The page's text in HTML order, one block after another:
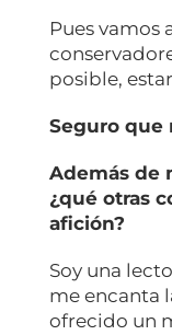
Pues vamos
posible,
Seguro que
Además de
¿qué otras
afición?
Soy una
me encanta
ofrecido un